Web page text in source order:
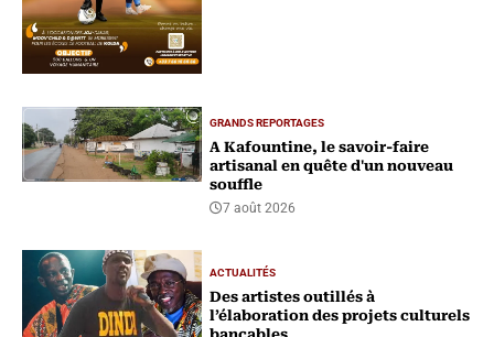
GRANDS REPORTAGES
A Kafountine, le savoir-faire
artisanal en quête d'un nouveau
souffle
7 août 2026
ACTUALITÉS
Des artistes outillés à
l’élaboration des projets culturels